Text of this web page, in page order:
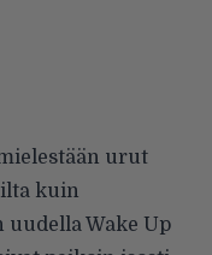
urut
kuin
Wake Up